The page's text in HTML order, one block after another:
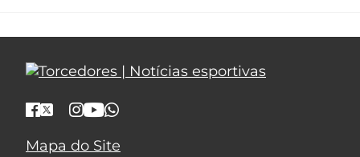
Mapa do Site